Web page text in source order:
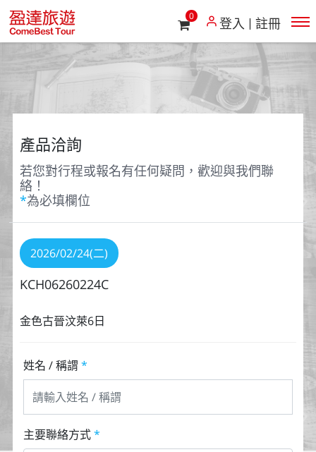
0 登入 註冊
產品洽詢
若您對行程或報名有任何疑問，歡迎與我們聯
絡！
*為必填欄位
2026/02/24(二)
KCH06260224C
金色古晉汶萊6日
姓名 / 稱謂 *
主要聯絡方式*